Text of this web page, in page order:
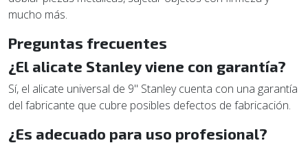
mucho más.
Preguntas frecuentes
¿El alicate Stanley viene con garantía?
Sí, el alicate universal de 9" Stanley cuenta con una garantía
del fabricante que cubre posibles defectos de fabricación.
¿Es adecuado para uso profesional?